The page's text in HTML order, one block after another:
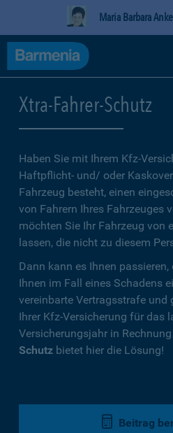
Maria Barbara
Xtra-Fahrer-Schutz
Haben Sie mit Ihrem Kfz-
Haftpflicht- und/ oder
Fahrzeug besteht, einen
von Fahrern Ihres Fahrzeuges
möchten Sie Ihr Fahrzeug von
lassen, die nicht zu diesem
Dann kann es Ihnen
Ihnen im Fall eines Schadens
vereinbarte Vertragsstrafe und
Ihrer Kfz-Versicherung für das
Versicherungsjahr in
Schutz bietet hier die Lösung!
Beitrag